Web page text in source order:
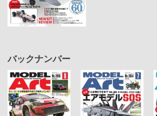
バックナンバー